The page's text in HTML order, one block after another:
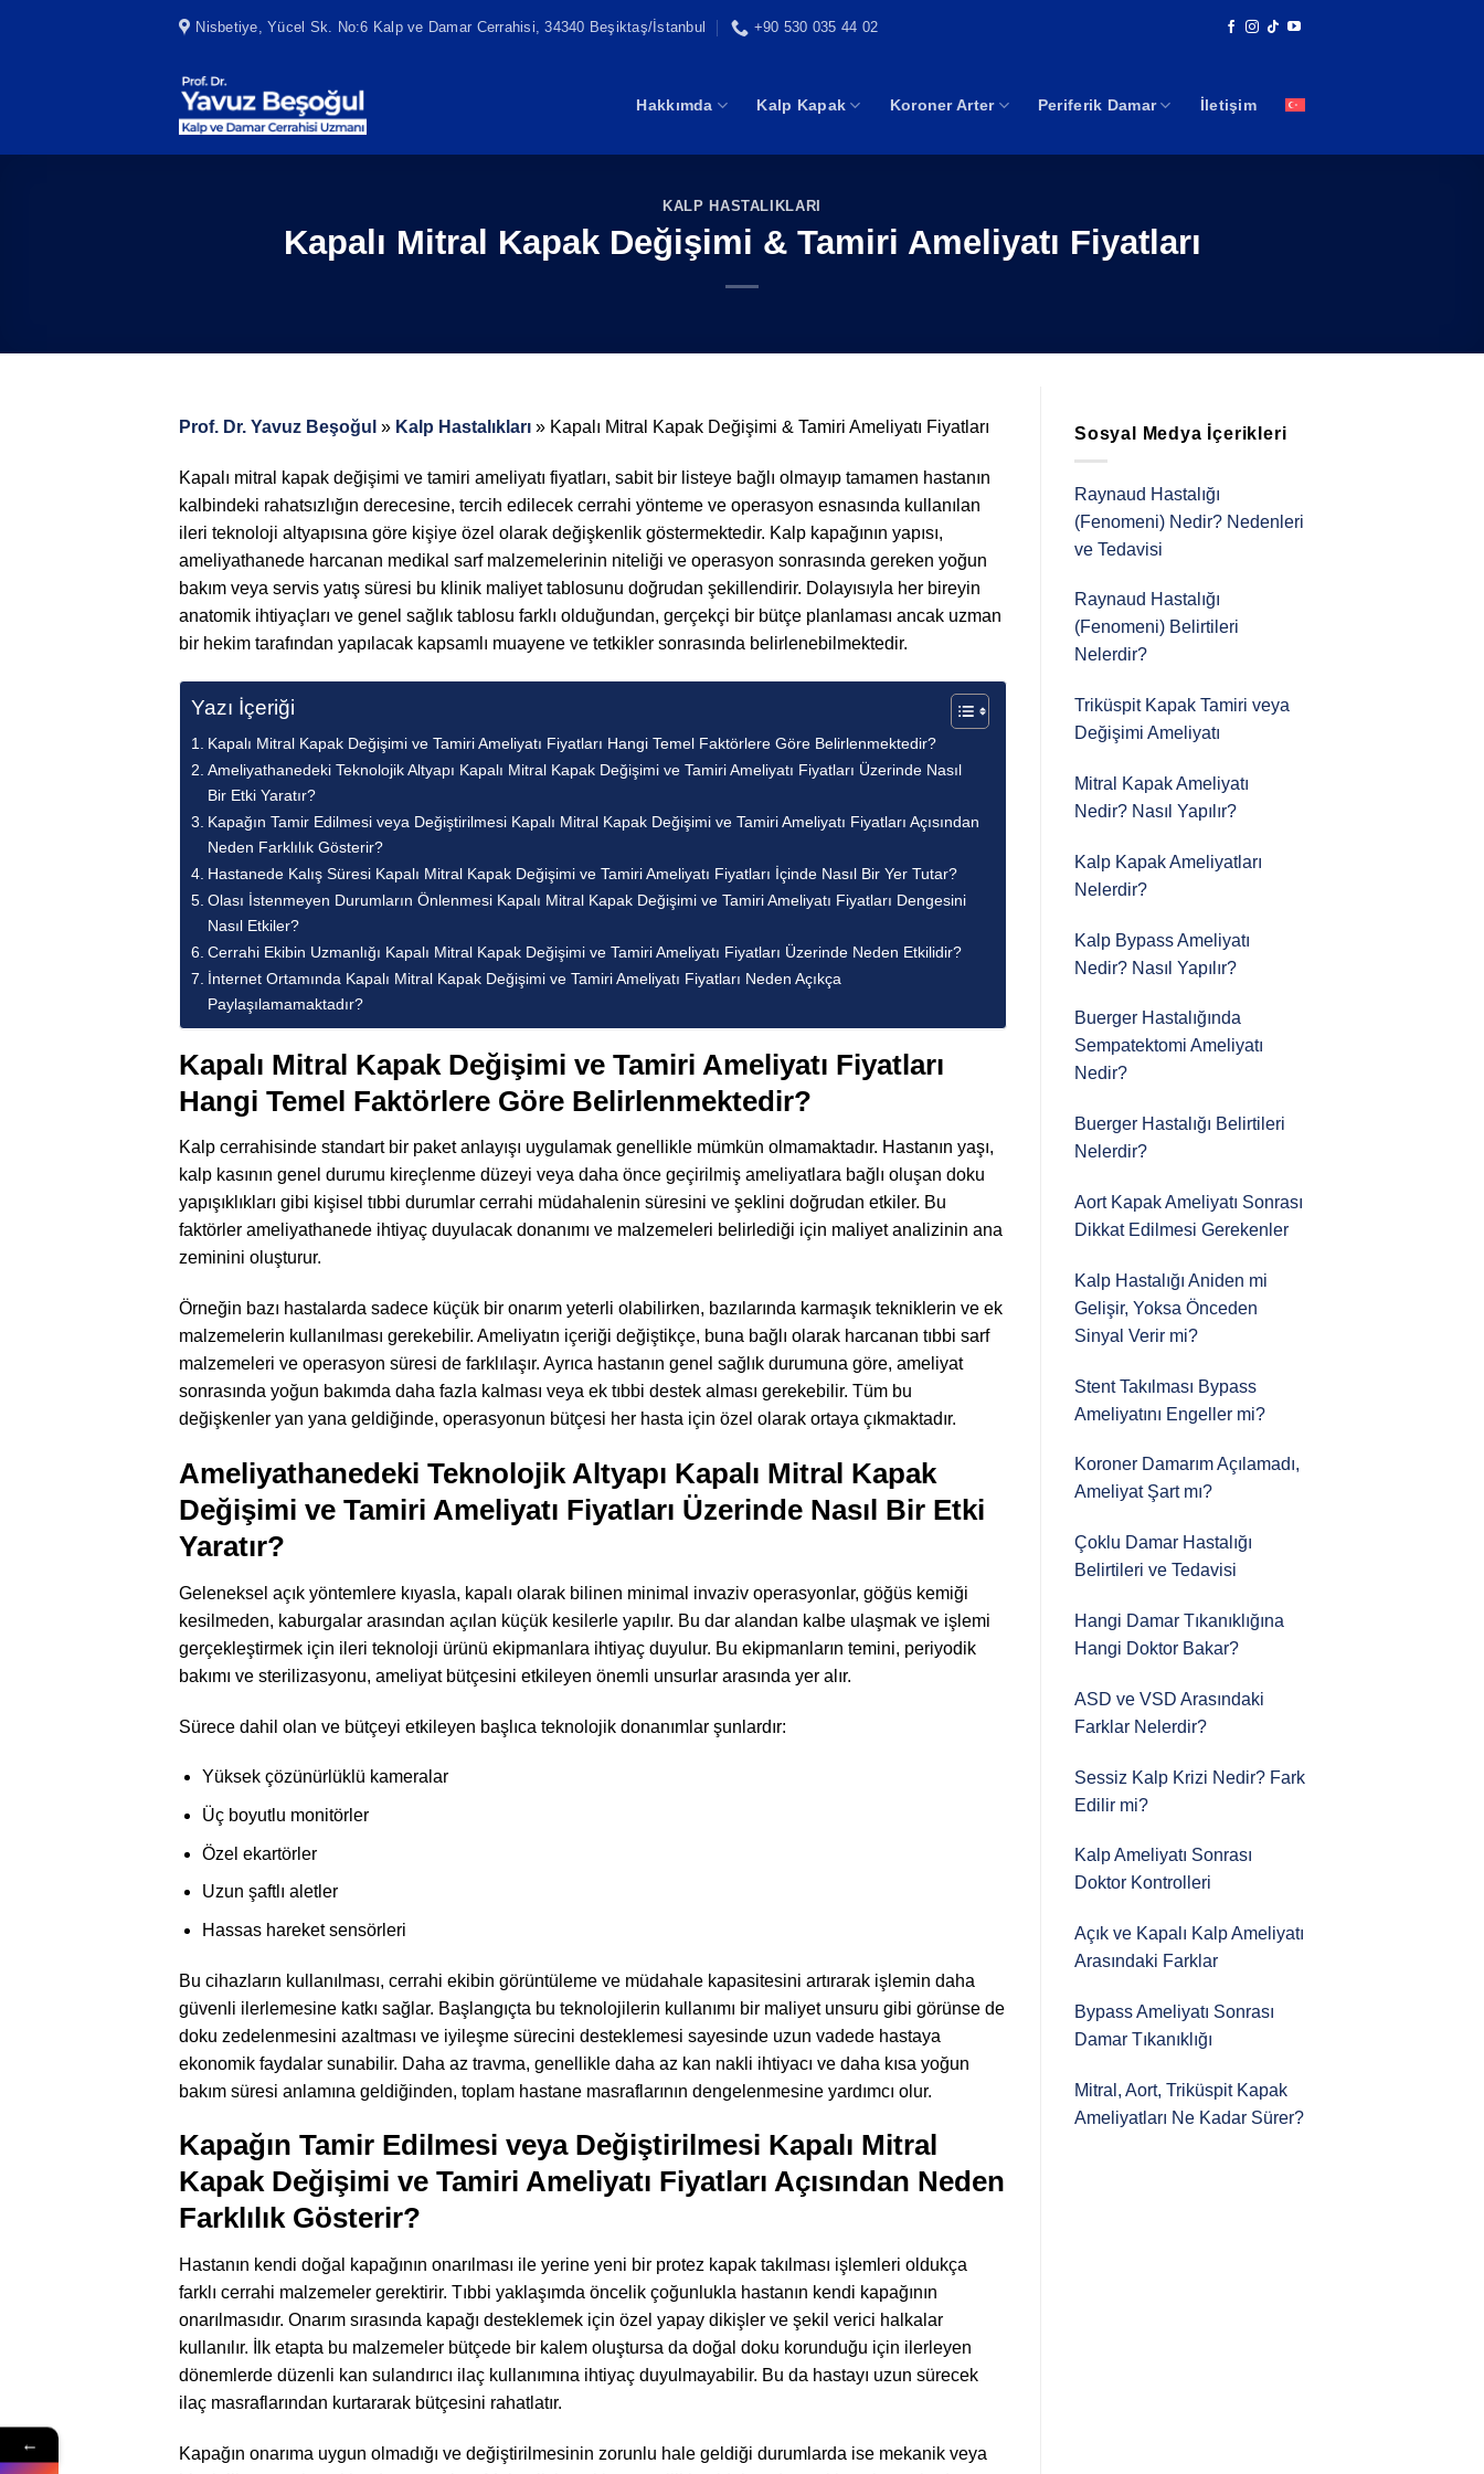
Nisbetiye, Yücel Sk. No:6 Kalp ve Damar Cerrahisi, 34340 Beşiktaş/İstanbul +90 530 035 44 02
Hakkımda Kalp Kapak Koroner Arter Periferik Damar İletişim
KALP HASTALIKLARI
Kapalı Mitral Kapak Değişimi & Tamiri Ameliyatı Fiyatları
Prof. Dr. Yavuz Beşoğul » Kalp Hastalıkları » Kapalı Mitral Kapak Değişimi & Tamiri Ameliyatı Fiyatları
Kapalı mitral kapak değişimi ve tamiri ameliyatı fiyatları, sabit bir listeye bağlı olmayıp tamamen hastanın
kalbindeki rahatsızlığın derecesine, tercih edilecek cerrahi yönteme ve operasyon esnasında kullanılan
ileri teknoloji altyapısına göre kişiye özel olarak değişkenlik göstermektedir. Kalp kapağının yapısı,
ameliyathanede harcanan medikal sarf malzemelerinin niteliği ve operasyon sonrasında gereken yoğun
bakım veya servis yatış süresi bu klinik maliyet tablosunu doğrudan şekillendirir. Dolayısıyla her bireyin
anatomik ihtiyaçları ve genel sağlık tablosu farklı olduğundan, gerçekçi bir bütçe planlaması ancak uzman
bir hekim tarafından yapılacak kapsamlı muayene ve tetkikler sonrasında belirlenebilmektedir.
Yazı İçeriği
Kapalı Mitral Kapak Değişimi ve Tamiri Ameliyatı Fiyatları Hangi Temel Faktörlere Göre Belirlenmektedir?
Ameliyathanedeki Teknolojik Altyapı Kapalı Mitral Kapak Değişimi ve Tamiri Ameliyatı Fiyatları Üzerinde Nasıl
Bir Etki Yaratır?
Kapağın Tamir Edilmesi veya Değiştirilmesi Kapalı Mitral Kapak Değişimi ve Tamiri Ameliyatı Fiyatları Açısından
Neden Farklılık Gösterir?
Hastanede Kalış Süresi Kapalı Mitral Kapak Değişimi ve Tamiri Ameliyatı Fiyatları İçinde Nasıl Bir Yer Tutar?
Olası İstenmeyen Durumların Önlenmesi Kapalı Mitral Kapak Değişimi ve Tamiri Ameliyatı Fiyatları Dengesini
Nasıl Etkiler?
Cerrahi Ekibin Uzmanlığı Kapalı Mitral Kapak Değişimi ve Tamiri Ameliyatı Fiyatları Üzerinde Neden Etkilidir?
İnternet Ortamında Kapalı Mitral Kapak Değişimi ve Tamiri Ameliyatı Fiyatları Neden Açıkça
Paylaşılamamaktadır?
Kapalı Mitral Kapak Değişimi ve Tamiri Ameliyatı Fiyatları
Hangi Temel Faktörlere Göre Belirlenmektedir?
Kalp cerrahisinde standart bir paket anlayışı uygulamak genellikle mümkün olmamaktadır. Hastanın yaşı,
kalp kasının genel durumu kireçlenme düzeyi veya daha önce geçirilmiş ameliyatlara bağlı oluşan doku
yapışıklıkları gibi kişisel tıbbi durumlar cerrahi müdahalenin süresini ve şeklini doğrudan etkiler. Bu
faktörler ameliyathanede ihtiyaç duyulacak donanımı ve malzemeleri belirlediği için maliyet analizinin ana
zeminini oluşturur.
Örneğin bazı hastalarda sadece küçük bir onarım yeterli olabilirken, bazılarında karmaşık tekniklerin ve ek
malzemelerin kullanılması gerekebilir. Ameliyatın içeriği değiştikçe, buna bağlı olarak harcanan tıbbi sarf
malzemeleri ve operasyon süresi de farklılaşır. Ayrıca hastanın genel sağlık durumuna göre, ameliyat
sonrasında yoğun bakımda daha fazla kalması veya ek tıbbi destek alması gerekebilir. Tüm bu
değişkenler yan yana geldiğinde, operasyonun bütçesi her hasta için özel olarak ortaya çıkmaktadır.
Ameliyathanedeki Teknolojik Altyapı Kapalı Mitral Kapak
Değişimi ve Tamiri Ameliyatı Fiyatları Üzerinde Nasıl Bir Etki
Yaratır?
Geleneksel açık yöntemlere kıyasla, kapalı olarak bilinen minimal invaziv operasyonlar, göğüs kemiği
kesilmeden, kaburgalar arasından açılan küçük kesilerle yapılır. Bu dar alandan kalbe ulaşmak ve işlemi
gerçekleştirmek için ileri teknoloji ürünü ekipmanlara ihtiyaç duyulur. Bu ekipmanların temini, periyodik
bakımı ve sterilizasyonu, ameliyat bütçesini etkileyen önemli unsurlar arasında yer alır.
Sürece dahil olan ve bütçeyi etkileyen başlıca teknolojik donanımlar şunlardır:
Yüksek çözünürlüklü kameralar
Üç boyutlu monitörler
Özel ekartörler
Uzun şaftlı aletler
Hassas hareket sensörleri
Bu cihazların kullanılması, cerrahi ekibin görüntüleme ve müdahale kapasitesini artırarak işlemin daha
güvenli ilerlemesine katkı sağlar. Başlangıçta bu teknolojilerin kullanımı bir maliyet unsuru gibi görünse de
doku zedelenmesini azaltması ve iyileşme sürecini desteklemesi sayesinde uzun vadede hastaya
ekonomik faydalar sunabilir. Daha az travma, genellikle daha az kan nakli ihtiyacı ve daha kısa yoğun
bakım süresi anlamına geldiğinden, toplam hastane masraflarının dengelenmesine yardımcı olur.
Kapağın Tamir Edilmesi veya Değiştirilmesi Kapalı Mitral
Kapak Değişimi ve Tamiri Ameliyatı Fiyatları Açısından Neden
Farklılık Gösterir?
Hastanın kendi doğal kapağının onarılması ile yerine yeni bir protez kapak takılması işlemleri oldukça
farklı cerrahi malzemeler gerektirir. Tıbbi yaklaşımda öncelik çoğunlukla hastanın kendi kapağının
onarılmasıdır. Onarım sırasında kapağı desteklemek için özel yapay dikişler ve şekil verici halkalar
kullanılır. İlk etapta bu malzemeler bütçede bir kalem oluştursa da doğal doku korunduğu için ilerleyen
dönemlerde düzenli kan sulandırıcı ilaç kullanımına ihtiyaç duyulmayabilir. Bu da hastayı uzun sürecek
ilaç masraflarından kurtararak bütçesini rahatlatır.
Kapağın onarıma uygun olmadığı ve değiştirilmesinin zorunlu hale geldiği durumlarda ise mekanik veya
Sosyal Medya İçerikleri
Raynaud Hastalığı
(Fenomeni) Nedir? Nedenleri
ve Tedavisi
Raynaud Hastalığı
(Fenomeni) Belirtileri
Nelerdir?
Triküspit Kapak Tamiri veya
Değişimi Ameliyatı
Mitral Kapak Ameliyatı
Nedir? Nasıl Yapılır?
Kalp Kapak Ameliyatları
Nelerdir?
Kalp Bypass Ameliyatı
Nedir? Nasıl Yapılır?
Buerger Hastalığında
Sempatektomi Ameliyatı
Nedir?
Buerger Hastalığı Belirtileri
Nelerdir?
Aort Kapak Ameliyatı Sonrası
Dikkat Edilmesi Gerekenler
Kalp Hastalığı Aniden mi
Gelişir, Yoksa Önceden
Sinyal Verir mi?
Stent Takılması Bypass
Ameliyatını Engeller mi?
Koroner Damarım Açılamadı,
Ameliyat Şart mı?
Çoklu Damar Hastalığı
Belirtileri ve Tedavisi
Hangi Damar Tıkanıklığına
Hangi Doktor Bakar?
ASD ve VSD Arasındaki
Farklar Nelerdir?
Sessiz Kalp Krizi Nedir? Fark
Edilir mi?
Kalp Ameliyatı Sonrası
Doktor Kontrolleri
Açık ve Kapalı Kalp Ameliyatı
Arasındaki Farklar
Bypass Ameliyatı Sonrası
Damar Tıkanıklığı
Mitral, Aort, Triküspit Kapak
Ameliyatları Ne Kadar Sürer?
←